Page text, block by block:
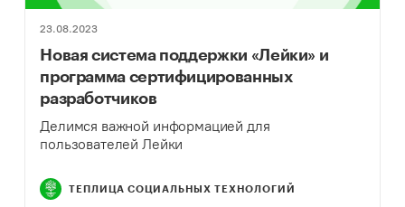
23.08.2023
Новая система поддержки «Лейки» и
программа сертифицированных
разработчиков
Делимся важной информацией для
пользователей Лейки
ТЕПЛИЦА СОЦИАЛЬНЫХ ТЕХНОЛОГИЙ